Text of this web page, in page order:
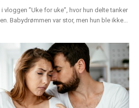
vloggen ”Uke for uke”, hvor hun delte tanker
Babydrømmen var stor, men hun ble ikke...